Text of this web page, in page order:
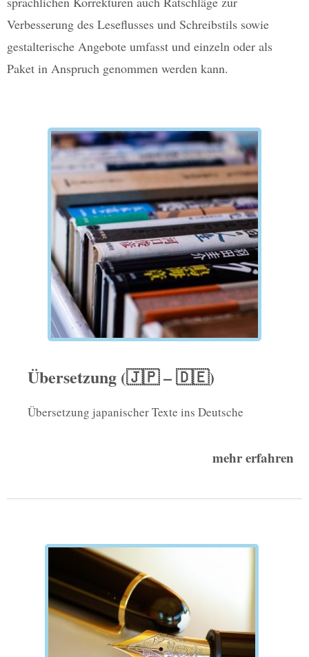
Verbesserung des Leseflusses und Schreibstils sowie
gestalterische Angebote umfasst und einzeln oder als
Paket in Anspruch genommen werden kann.
Übersetzung (🇯🇵 – 🇩🇪)
Übersetzung japanischer Texte ins Deutsche
mehr erfahren